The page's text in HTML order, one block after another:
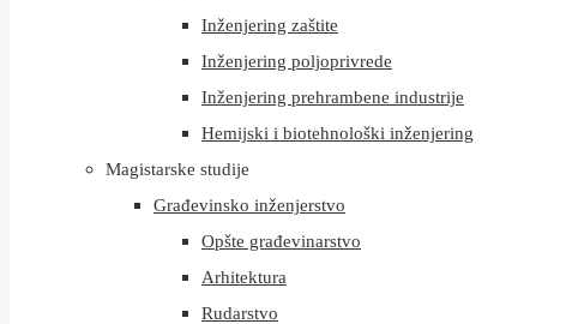
Inženjering zaštite
Inženjering poljoprivrede
Inženjering prehrambene industrije
Hemijski i biotehnološki inženjering
Magistarske studije
Građevinsko inženjerstvo
Opšte građevinarstvo
Arhitektura
Rudarstvo